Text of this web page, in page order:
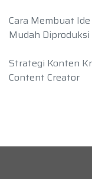
Cara Membuat
Mudah Diproduksi
Strategi Konten
Content Creator